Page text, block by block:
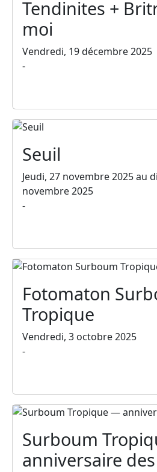
Tendinites +
moi
Vendredi, 19 décembre 2025
-
Seuil
Jeudi, 27 novembre 2025 au
novembre 2025
-
Fotomaton
Tropique
Vendredi, 3 octobre 2025
-
Surboum
anniversaire